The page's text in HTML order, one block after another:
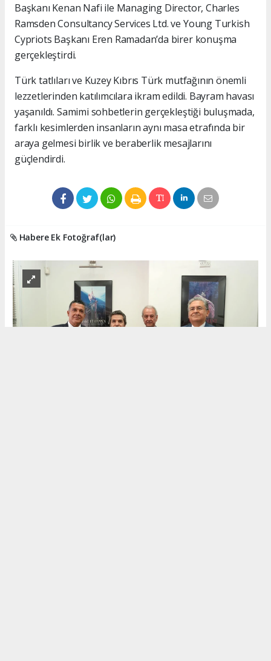
Başkanı Kenan Nafi ile Managing Director, Charles
Ramsden Consultancy Services Ltd. ve Young Turkish
Cypriots Başkanı Eren Ramadan’da birer konuşma
gerçekleştirdi.
Türk tatlıları ve Kuzey Kıbrıs Türk mutfağının önemli
lezzetlerinden katılımcılara ikram edildi. Bayram havası
yaşanıldı. Samimi sohbetlerin gerçekleştiği buluşmada,
farklı kesimlerden insanların aynı masa etrafında bir
araya gelmesi birlik ve beraberlik mesajlarını
güçlendirdi.
Habere Ek Fotoğraf(lar)